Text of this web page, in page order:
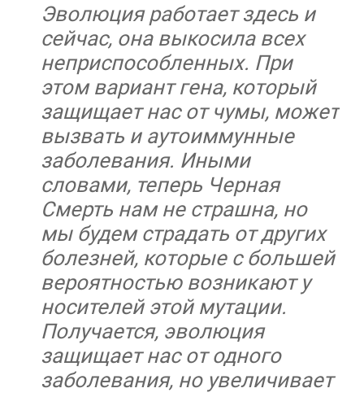
Эволюция работает здесь и
сейчас, она выкосила всех
неприспособленных. При
этом вариант гена, который
защищает нас от чумы, может
вызвать и аутоиммунные
заболевания. Иными
словами, теперь Черная
Смерть нам не страшна, но
мы будем страдать от других
болезней, которые с большей
вероятностью возникают у
носителей этой мутации.
Получается, эволюция
защищает нас от одного
заболевания, но увеличивает